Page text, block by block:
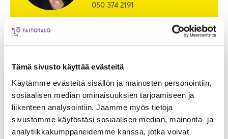
Tämä sivusto käyttää evästeitä
Käytämme evästeitä sisällön ja mainosten personointiin,
sosiaalisen median ominaisuuksien tarjoamiseen ja
liikenteen analysointiin. Jaamme myös tietoja
sivustomme käytöstäsi sosiaalisen median, mainonta- ja
analytiikkakumppaneidemme kanssa, jotka voivat
050 374 2191
HELSINKI LÄHIOPISKELU